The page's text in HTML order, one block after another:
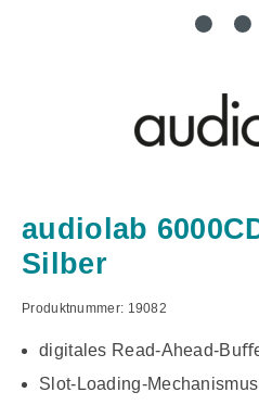
audiolab
Silber
Produktnummer: 19082
digitales Read-Ahead-
Slot-Loading-Mechanismus